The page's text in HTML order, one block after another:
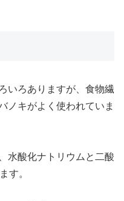
いろありますが、食物繊
ノキがよく使われていま
水酸化ナトリウムと二酸
す。